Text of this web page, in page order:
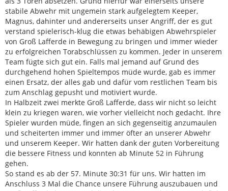
stabile Abwehr mit ungemein stark aufgelegtem Keeper,
Magnus, dahinter und andererseits unser Angriff, der es gut
verstand spielerisch-klug die etwas behäbigen Abwehrspieler
von Groß Lafferde in Bewegung zu bringen und immer wieder
zu erfolgreichen Torabschlüssen zu kommen. Jeder in unserem
Team fügte sich gut ein. Falls mal jemand auf Grund des
durchgehend hohen Spieltempos müde wurde, gab es immer
einen Ersatz, der alles gab und dafür vom restlichen Team bis
zum Anschlag gepusht und motiviert wurde.
In Halbzeit zwei merkte Groß Lafferde, dass wir nicht so leicht
klein zu kriegen waren, wie vorher vielleicht noch gedacht. Ihre
Spieler wurden müde, fingen an sich gegenseitig anzumaulen
und scheiterten immer und immer öfter an unserer Abwehr
und unserem Keeper. Wir hatten dank der guten Vorbereitung
die bessere Fitness und konnten ab Minute 52 in Führung
gehen.
So stand es ab der 57. Minute 30:31 für uns. Wir hatten im
Anschluss 3 Mal die Chance unsere Führung auszubauen und